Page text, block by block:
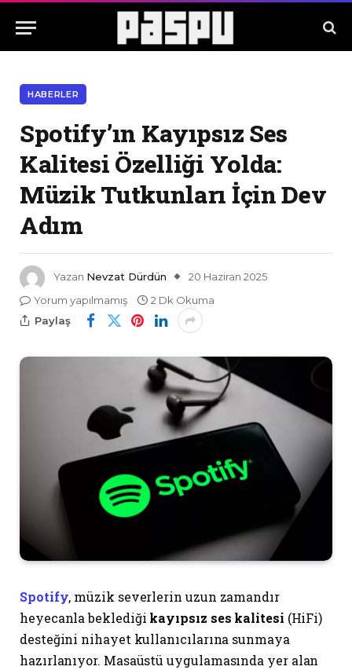
HABERLER
Spotify’ın Kayıpsız Ses
Kalitesi Özelliği Yolda:
Müzik Tutkunları İçin Dev
Adım
Yazan Nevzat Dürdün
20 Haziran 2025
Yorum yapılmamış
2 Dk Okuma
Paylaş
Spotify, müzik severlerin uzun zamandır
heyecanla beklediği kayıpsız ses kalitesi (HiFi)
desteğini nihayet kullanıcılarına sunmaya
hazırlanıyor. Masaüstü uygulamasında yer alan